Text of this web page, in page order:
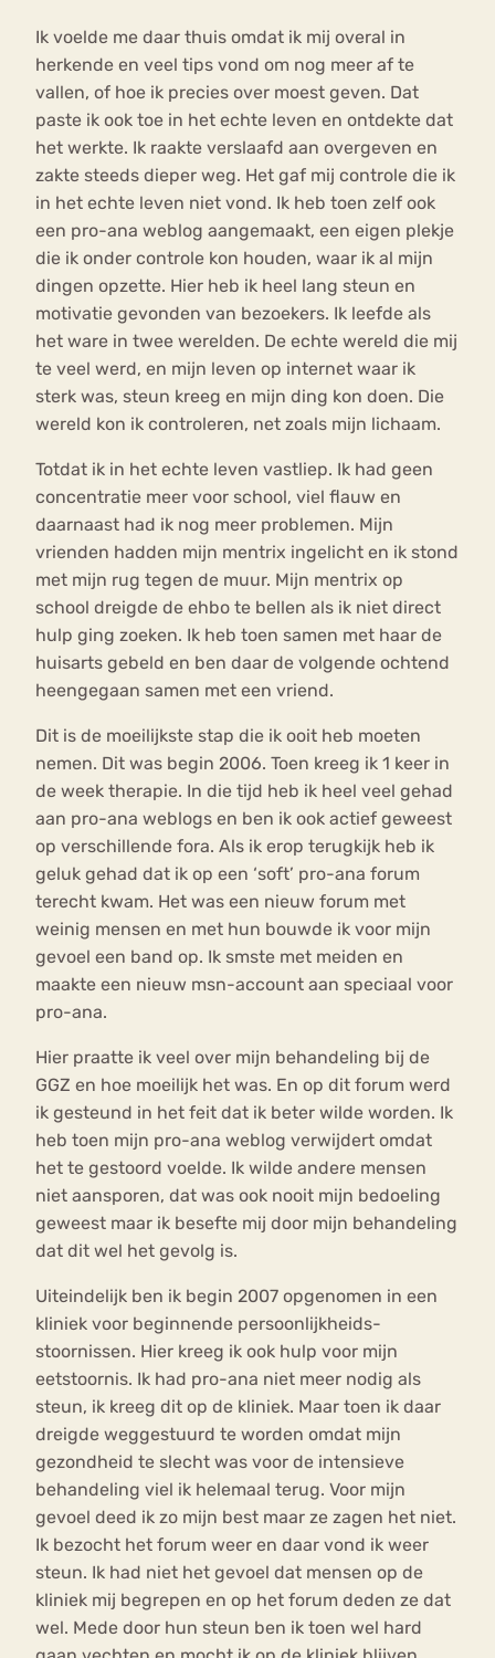
Ik voelde me daar thuis omdat ik mij overal in
herkende en veel tips vond om nog meer af te
vallen, of hoe ik precies over moest geven. Dat
paste ik ook toe in het echte leven en ontdekte dat
het werkte. Ik raakte verslaafd aan overgeven en
zakte steeds dieper weg. Het gaf mij controle die ik
in het echte leven niet vond. Ik heb toen zelf ook
een pro-ana weblog aangemaakt, een eigen plekje
die ik onder controle kon houden, waar ik al mijn
dingen opzette. Hier heb ik heel lang steun en
motivatie gevonden van bezoekers. Ik leefde als
het ware in twee werelden. De echte wereld die mij
te veel werd, en mijn leven op internet waar ik
sterk was, steun kreeg en mijn ding kon doen. Die
wereld kon ik controleren, net zoals mijn lichaam.
Totdat ik in het echte leven vastliep. Ik had geen
concentratie meer voor school, viel flauw en
daarnaast had ik nog meer problemen. Mijn
vrienden hadden mijn mentrix ingelicht en ik stond
met mijn rug tegen de muur. Mijn mentrix op
school dreigde de ehbo te bellen als ik niet direct
hulp ging zoeken. Ik heb toen samen met haar de
huisarts gebeld en ben daar de volgende ochtend
heengegaan samen met een vriend.
Dit is de moeilijkste stap die ik ooit heb moeten
nemen. Dit was begin 2006. Toen kreeg ik 1 keer in
de week therapie. In die tijd heb ik heel veel gehad
aan pro-ana weblogs en ben ik ook actief geweest
op verschillende fora. Als ik erop terugkijk heb ik
geluk gehad dat ik op een ‘soft’ pro-ana forum
terecht kwam. Het was een nieuw forum met
weinig mensen en met hun bouwde ik voor mijn
gevoel een band op. Ik smste met meiden en
maakte een nieuw msn-account aan speciaal voor
pro-ana.
Hier praatte ik veel over mijn behandeling bij de
GGZ en hoe moeilijk het was. En op dit forum werd
ik gesteund in het feit dat ik beter wilde worden. Ik
heb toen mijn pro-ana weblog verwijdert omdat
het te gestoord voelde. Ik wilde andere mensen
niet aansporen, dat was ook nooit mijn bedoeling
geweest maar ik besefte mij door mijn behandeling
dat dit wel het gevolg is.
Uiteindelijk ben ik begin 2007 opgenomen in een
kliniek voor beginnende persoonlijkheids-
stoornissen. Hier kreeg ik ook hulp voor mijn
eetstoornis. Ik had pro-ana niet meer nodig als
steun, ik kreeg dit op de kliniek. Maar toen ik daar
dreigde weggestuurd te worden omdat mijn
gezondheid te slecht was voor de intensieve
behandeling viel ik helemaal terug. Voor mijn
gevoel deed ik zo mijn best maar ze zagen het niet.
Ik bezocht het forum weer en daar vond ik weer
steun. Ik had niet het gevoel dat mensen op de
kliniek mij begrepen en op het forum deden ze dat
wel. Mede door hun steun ben ik toen wel hard